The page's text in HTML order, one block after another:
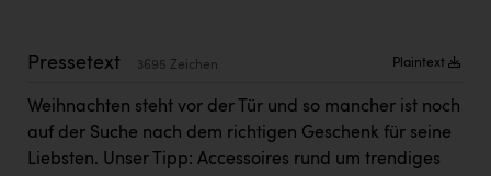
Kremsmüller Anlagenbau GmbH
Maximarkt
Oldtimer Raststationen und Motorhotels
Pressetext 3695 Zeichen Plaintext
Weihnachten steht vor der Tür und so mancher ist noch
auf der Suche nach dem richtigen Geschenk für seine
Liebsten. Unser Tipp: Accessoires rund um trendiges